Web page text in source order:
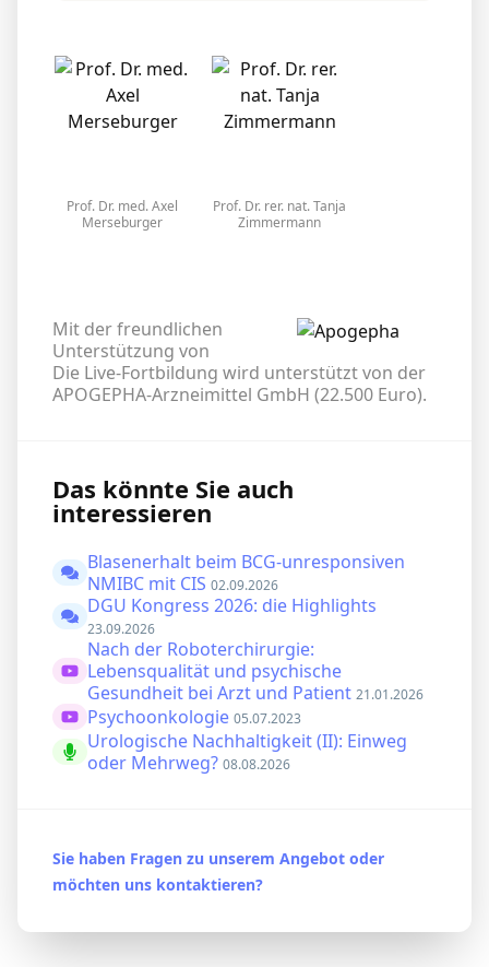
Prof. Dr. med. Axel
Merseburger
Prof. Dr. rer. nat. Tanja
Zimmermann
Mit der freundlichen
Unterstützung von
Die Live-Fortbildung wird unterstützt von der
APOGEPHA-Arzneimittel GmbH (22.500 Euro).
Das könnte Sie auch
interessieren
Blasenerhalt beim BCG-unresponsiven
NMIBC mit CIS 02.09.2026
DGU Kongress 2026: die Highlights
23.09.2026
Nach der Roboterchirurgie:
Lebensqualität und psychische
Gesundheit bei Arzt und Patient 21.01.2026
Psychoonkologie 05.07.2023
Urologische Nachhaltigkeit (II): Einweg
oder Mehrweg? 08.08.2026
Sie haben Fragen zu unserem Angebot oder
möchten uns kontaktieren?